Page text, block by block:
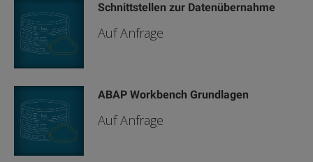
Schnittstellen zur Datenübernahme
Auf Anfrage
ABAP Workbench Grundlagen
Auf Anfrage